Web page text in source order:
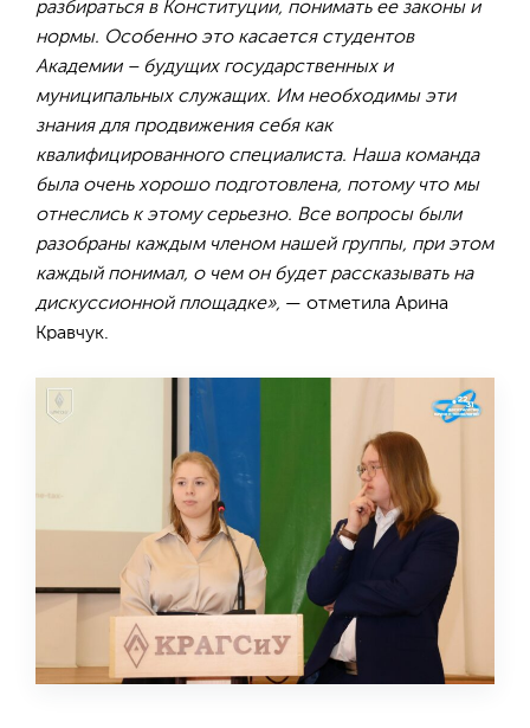
разбираться в Конституции, понимать ее законы и
нормы. Особенно это касается студентов
Академии – будущих государственных и
муниципальных служащих. Им необходимы эти
знания для продвижения себя как
квалифицированного специалиста. Наша команда
была очень хорошо подготовлена, потому что мы
отнеслись к этому серьезно. Все вопросы были
разобраны каждым членом нашей группы, при этом
каждый понимал, о чем он будет рассказывать на
дискуссионной площадке», — отметила Арина
Кравчук.